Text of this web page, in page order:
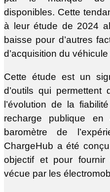
disponibles. Cette
à leur étude de 2024
baisse pour d’autres
d’acquisition du
Cette étude est un
d’outils qui
l’évolution de la
recharge publique
baromètre de
ChargeHub a été
objectif et pour
vécue par les